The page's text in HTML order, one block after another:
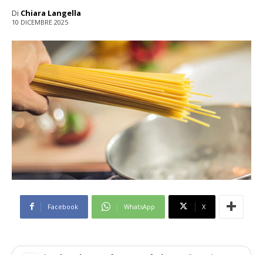
Di Chiara Langella
10 DICEMBRE 2025
Facebook WhatsApp X